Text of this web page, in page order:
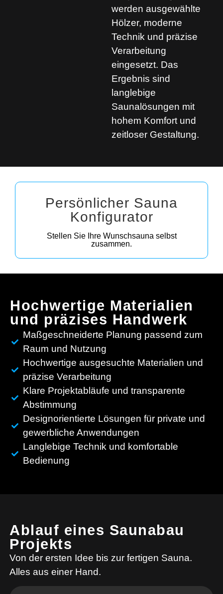
werden ausgewählte
Hölzer, moderne
Technik und präzise
Verarbeitung
eingesetzt. Das
Ergebnis sind
langlebige
Saunalösungen mit
hohem Komfort und
zeitloser Gestaltung.
Persönlicher Sauna
Konfigurator
Stellen Sie Ihre Wunschsauna selbst
zusammen.
Hochwertige Materialien
und präzises Handwerk
Maßgeschneiderte Planung passend zum
Raum und Nutzung
Hochwertige ausgesuchte Materialien und
präzise Verarbeitung
Klare Projektabläufe und transparente
Abstimmung
Designorientierte Lösungen für private und
gewerbliche Anwendungen
Langlebige Technik und komfortable
Bedienung
Ablauf eines Saunabau
Projekts
Von der ersten Idee bis zur fertigen Sauna.
Alles aus einer Hand.